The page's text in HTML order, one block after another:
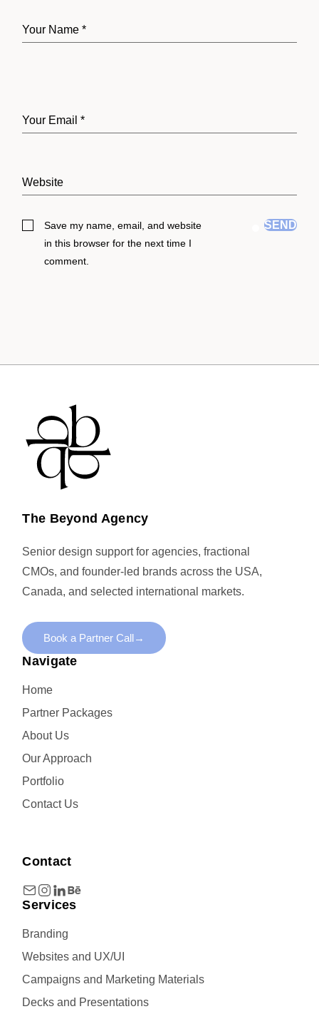
Save my name, email, and website
in this browser for the next time I
comment.
SEND
The Beyond Agency
Senior design support for agencies, fractional
CMOs, and founder-led brands across the USA,
Canada, and selected international markets.
Book a Partner Call→
Navigate
Home
Partner Packages
About Us
Our Approach
Portfolio
Contact Us
Contact
Services
Branding
Websites and UX/UI
Campaigns and Marketing Materials
Decks and Presentations